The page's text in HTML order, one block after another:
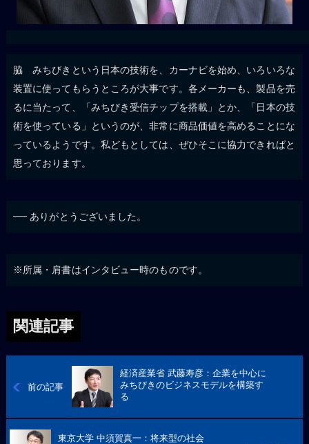
脇 みちびきという日本の技術を、カーナビを始め、いろいろな
装置に使ってもらうところが大事です。各メーカーも、製品を売
るに当たって、「みちびき受信チップを搭載」とか、「日本の技
術を使っている」というのが、非常に商品価値を高めることにな
っているようです。私どもとしては、ぜひそこに協力できればと
思っております。
── ありがとうございました。
※所属・肩書はインタビュー時のものです。
関連記事
前の記事
経済産業省 武藤寿彦：企業を中心に
みちびきのビジネスモデルを構築す
る
東京大学 中須賀真一：将来型の社会